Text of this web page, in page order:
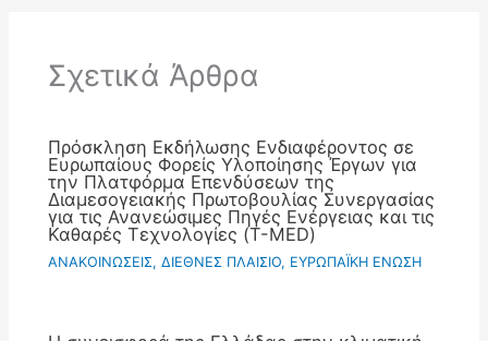
Σχετικά Άρθρα
Πρόσκληση Εκδήλωσης Ενδιαφέροντος σε
Ευρωπαίους Φορείς Υλοποίησης Έργων για
την Πλατφόρμα Επενδύσεων της
Διαμεσογειακής Πρωτοβουλίας Συνεργασίας
για τις Ανανεώσιμες Πηγές Ενέργειας και τις
Καθαρές Τεχνολογίες (T-MED)
ΑΝΑΚΟΙΝΩΣΕΙΣ,ΔΙΕΘΝΕΣ ΠΛΑΙΣΙΟ, ΕΥΡΩΠΑΪΚΗ ΕΝΩΣΗ